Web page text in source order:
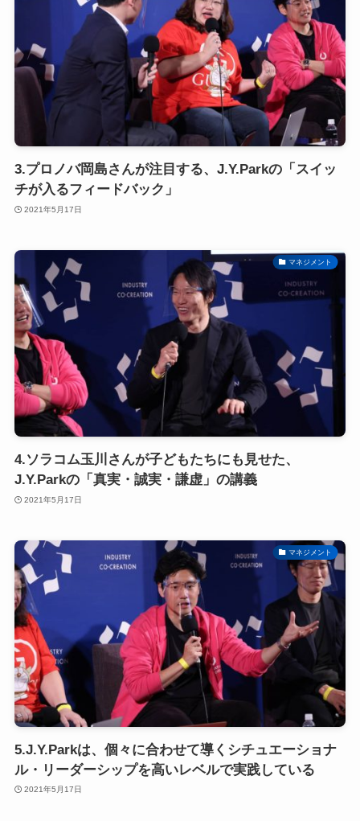
3.プロノバ岡島さんが注目する、J.Y.Parkの「スイッ
チが入るフィードバック」
2021年5月17日
マネジメント
4.ソラコム玉川さんが子どもたちにも見せた、
J.Y.Parkの「真実・誠実・謙虚」の講義
2021年5月17日
マネジメント
5.J.Y.Parkは、個々に合わせて導くシチュエーショナ
ル・リーダーシップを高いレベルで実践している
2021年5月17日